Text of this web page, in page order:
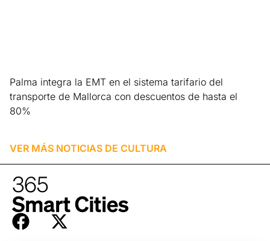
Palma integra la EMT en el sistema tarifario del
transporte de Mallorca con descuentos de hasta el
80%
VER MÁS NOTICIAS DE CULTURA